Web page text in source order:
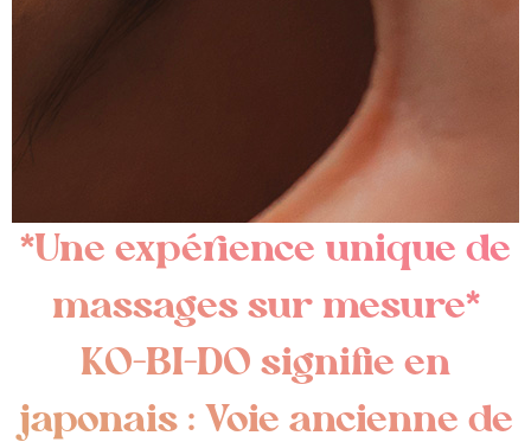
*Une expérience unique de
massages sur mesure*
KO-BI-DO signifie en
japonais : Voie ancienne de